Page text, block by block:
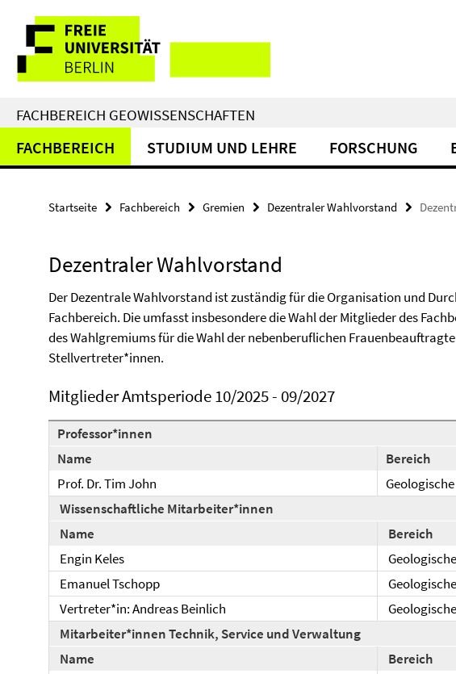
direkt
Inhalt
Service-
Navigation
FACHBEREICH GEOWISSENSCHAFTEN
FACHBEREICH STUDIUM UND LEHRE FORSCHUNG
Startseite Fachbereich Gremien Dezentraler Wahlvorstand
Dezentraler Wahlvorstand
Der Dezentrale Wahlvorstand ist zuständig für die Organisation und
Fachbereich. Die umfasst insbesondere die Wahl der Mitglieder des
des Wahlgremiums für die Wahl der nebenberuflichen
Stellvertreter*innen.
Mitglieder Amtsperiode 10/2025 - 09/2027
Professor*innen
Name
Bereich
Prof. Dr. Tim John
Wissenschaftliche Mitarbeiter*innen
Name
Bereich
Engin Keles
Emanuel Tschopp
Vertreter*in: Andreas Beinlich
Mitarbeiter*innen Technik, Service und Verwaltung
Name
Bereich